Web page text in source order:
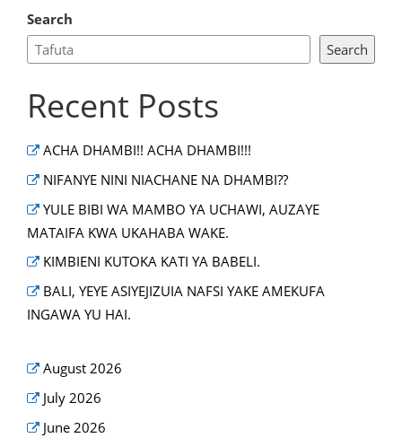
Search
Search
Recent Posts
ACHA DHAMBI!! ACHA DHAMBI!!!
NIFANYE NINI NIACHANE NA DHAMBI??
YULE BIBI WA MAMBO YA UCHAWI, AUZAYE
MATAIFA KWA UKAHABA WAKE.
KIMBIENI KUTOKA KATI YA BABELI.
BALI, YEYE ASIYEJIZUIA NAFSI YAKE AMEKUFA
INGAWA YU HAI.
August 2026
July 2026
June 2026